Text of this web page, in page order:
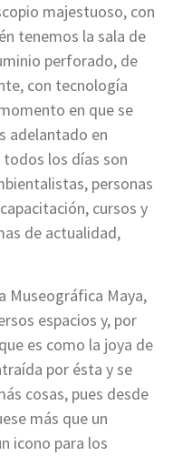
majestuoso, con
tenemos la sala de
perforado, de
con tecnología
en que se
adelantado en
los días son
personas
cursos y
de actualidad,
Museográfica Maya,
espacios y, por
es como la joya de
por ésta y se
cosas, pues desde
más que un
icono para los